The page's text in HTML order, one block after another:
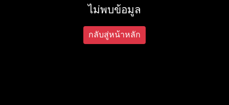
ไม่พบข้อมูล
กลับสู่หน้าหลัก